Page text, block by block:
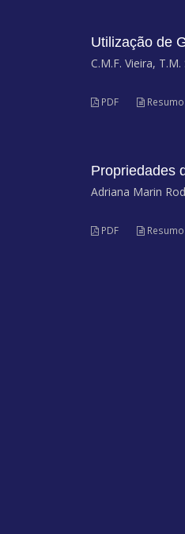
Utilização de
C.M.F. Vieira,
PDF Resumo
Propriedades
Adriana Marin
PDF Resumo